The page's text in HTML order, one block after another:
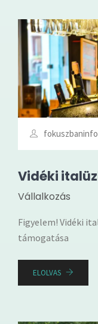
fokuszbaninfo
Vidéki
Vállalkozás
Figyelem! Vidéki
támogatása
ELOLVAS